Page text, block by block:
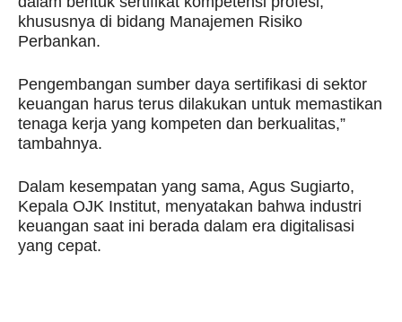
khususnya di bidang Manajemen Risiko
Perbankan.
Pengembangan sumber daya sertifikasi di sektor
keuangan harus terus dilakukan untuk memastikan
tenaga kerja yang kompeten dan berkualitas,”
tambahnya.
Dalam kesempatan yang sama, Agus Sugiarto,
Kepala OJK Institut, menyatakan bahwa industri
keuangan saat ini berada dalam era digitalisasi
yang cepat.